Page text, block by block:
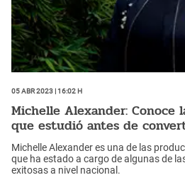
05 Abr 2023 | 16:02 h
Michelle Alexander: Conoce
que estudió antes de
Michelle Alexander es una de las
que ha estado a cargo de algunas de
exitosas a nivel nacional.